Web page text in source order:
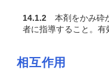
14.1.2 本剤をかみ砕
者に指導すること。有
相互作用